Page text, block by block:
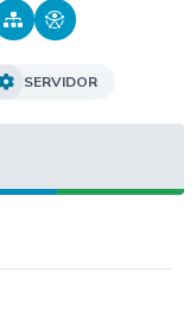
SERVIDOR